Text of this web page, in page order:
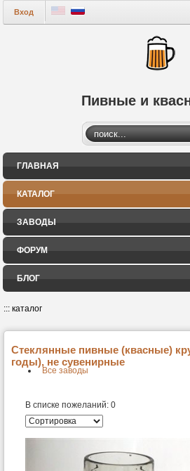
Пивные и
Вход
ГЛАВНАЯ
КАТАЛОГ
ЗАВОДЫ
ФОРУМ
БЛОГ
::: каталог
Стеклянные пивные (квасные)
годы), не сувенирные
Все заводы
В списке пожеланий: 0